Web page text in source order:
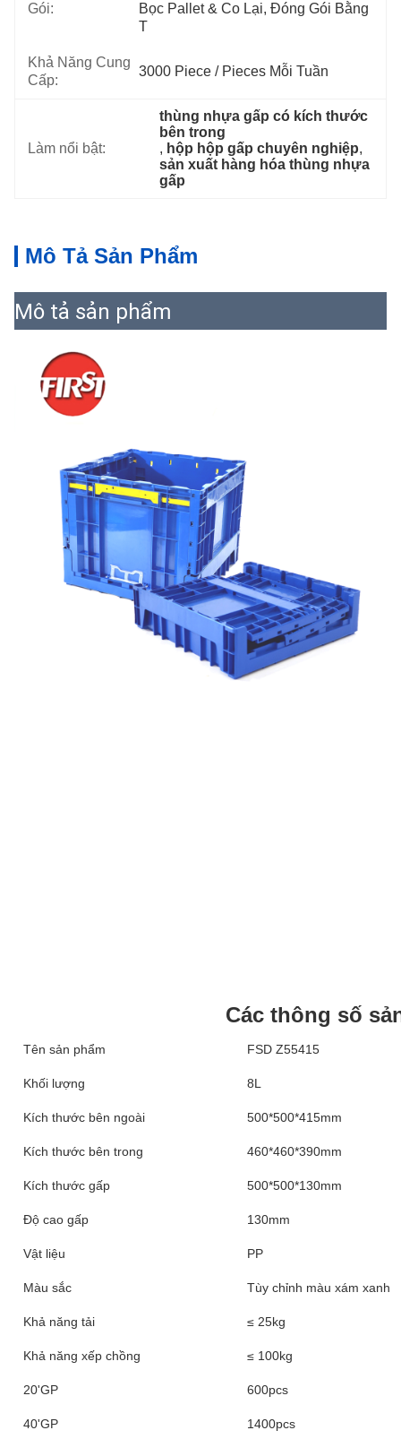
Gói:
Bọc Pallet & Co Lại, Đóng Gói Bằng
T
Khả Năng Cung
Cấp:
3000 Piece / Pieces Mỗi Tuần
Làm nổi bật:
thùng nhựa gấp có kích thước
bên trong
, hộp hộp gấp chuyên nghiệp,
sản xuất hàng hóa thùng nhựa
gấp
Mô Tả Sản Phẩm
Mô tả sản phẩm
Các thông số
Tên sản phẩm FSD Z55415
Khối lượng 8L
Kích thước bên ngoài 500*500*415mm
Kích thước bên trong 460*460*390mm
Kích thước gấp 500*500*130mm
Độ cao gấp 130mm
Vật liệu PP
Màu sắc Tùy chỉnh màu xám xanh
Khả năng tải ≤ 25kg
Khả năng xếp chồng ≤ 100kg
20'GP 600pcs
40'GP 1400pcs